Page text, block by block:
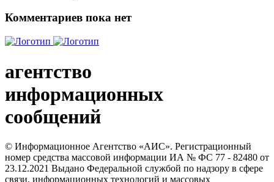
Комментариев пока нет
агентство
информационных
сообщений
© Информационное Агентство «АИС». Регистрационный
номер средства массовой информации ИА № ФС 77 - 82480 от
23.12.2021 Выдано Федеральной службой по надзору в сфере
связи, информационных технологий и массовых